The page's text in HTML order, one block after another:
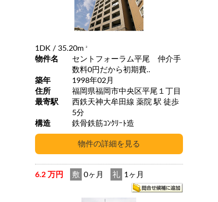
1DK / 35.20m 2
物件名
セントフォーラム平尾 仲介手
数料0円だから初期費..
築年
1998年02月
住所
福岡県福岡市中央区平尾１丁目
最寄駅
西鉄天神大牟田線 薬院 駅 徒歩
5分
構造
鉄骨鉄筋ｺﾝｸﾘｰﾄ造
6.2 万円 敷 0ヶ月 礼 1ヶ月